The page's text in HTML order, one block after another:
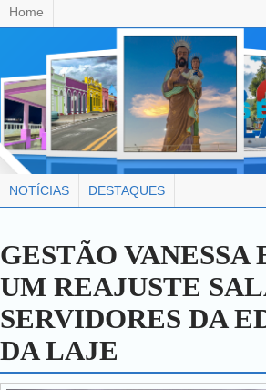
Home
NOTÍCIAS DESTAQUES
GESTÃO
UM REAJUSTE
SERVIDORES DA
DA LAJE